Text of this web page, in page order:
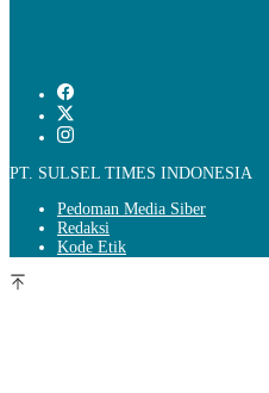
PT. SULSEL TIMES INDONESIA
Pedoman Media Siber
Redaksi
Kode Etik